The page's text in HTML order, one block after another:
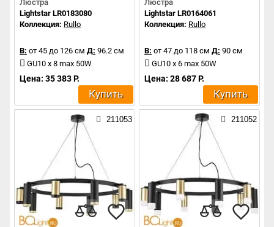
Люстра
Lightstar LR0183080
Коллекция: Rullo
В: от 45 до 126 см Д: 96.2 см
GU10 x 8 max 50W
Цена: 35 383 Р.
Купить
Люстра
Lightstar LR0164061
Коллекция: Rullo
В: от 47 до 118 см Д: 90 см
GU10 x 6 max 50W
Цена: 28 687 Р.
Купить
211053 211052